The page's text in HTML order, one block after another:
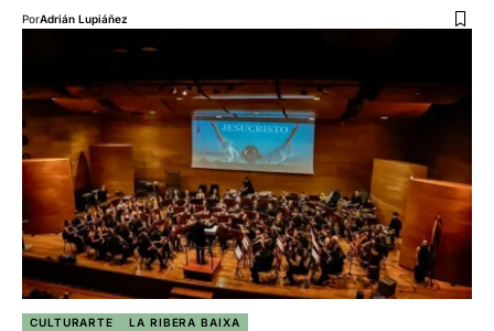
PorAdrián Lupiáñez
CULTURARTE LA RIBERA BAIXA